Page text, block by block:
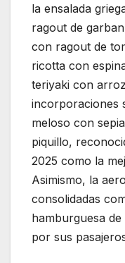
la ensalada
ragout de
con ragout de
ricotta con
teriyaki con
incorporaciones
meloso con
piquillo,
2025 como la
Asimismo, la
consolidadas
hamburguesa
por sus